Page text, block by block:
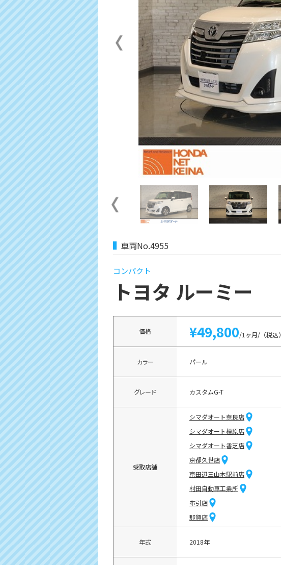
車両No.4955
コンパクト
トヨタ ルーミー
価格 ¥49,800/1ヶ月/（税込）
カラー パール
グレード カスタムG-T
受取店舗
シマダオート奈良店
シマダオート橿原店
シマダオート香芝店
京都久世店
京田辺三山木駅前店
村田自動車工業所
布引店
那賀店
年式 2018年